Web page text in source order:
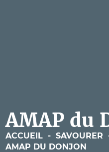
AMAP du
ACCUEIL - SAVOURER
AMAP DU DONJON